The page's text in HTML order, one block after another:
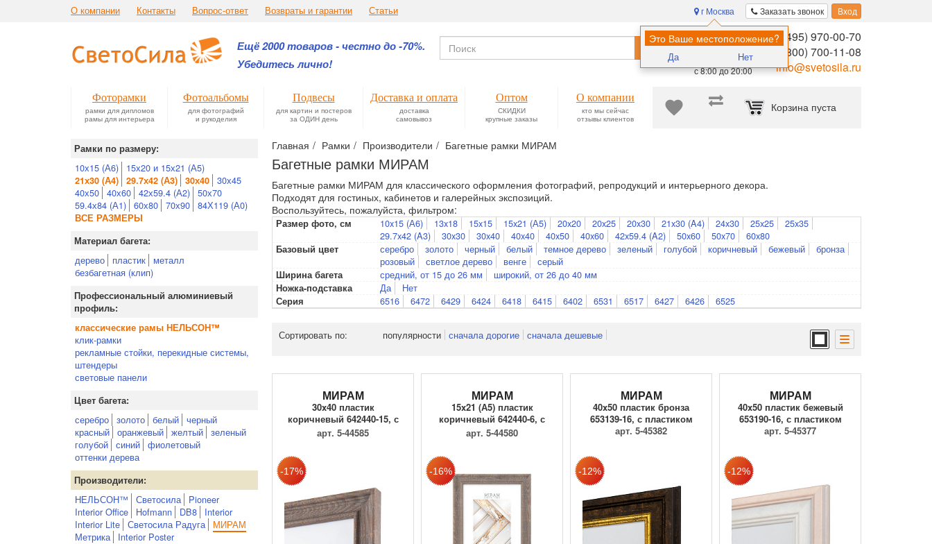
О компании Контакты Вопрос-ответ Возвраты и гарантии Статьи Заказать звонок Вход
г Москва
Это Ваше местоположение?
Да Нет
Ещё 2000 товаров - честно до -70%.
Убедитесь лично!
Помощь в
выборе:
Ежедневно,
с 8:00 до 20:00
8 (495) 970-00-70
8 (800) 700-11-08
info@svetosila.ru
Найти
Корзина пуста
Фоторамки
рамки для дипломов
рамы для интерьера
Фотоальбомы
для фотографий
и рукоделия
Подвесы
для картин и постеров
за ОДИН день
Доставка и оплата
доставка
самовывоз
Оптом
СКИДКИ
крупные заказы
О компании
кто мы сейчас
отзывы клиентов
Главная Рамки Производители Багетные рамки МИРАМ
Багетные рамки МИРАМ
Рамки по размеру:
10х15 (А6) 15х20 и 15х21 (А5)
21х30 (А4) 29.7х42 (А3) 30х40
30х45
40х50 40х60 42х59.4 (А2) 50х70
59.4х84 (А1) 60х80 70х90 84Х119 (А0)
ВСЕ РАЗМЕРЫ
Материал багета:
дерево пластик
металл
безбагетная (клип)
Профессиональный алюминиевый
профиль:
классические рамы НЕЛЬСОН™
клик-рамки
рекламные стойки, перекидные системы,
штендеры
световые панели
Цвет багета:
серебро золото белый черный
красный оранжевый желтый зеленый
голубой синий фиолетовый
оттенки дерева
Производители:
НЕЛЬСОН™ Светосила
Pioneer
Interior Office
Hofmann DB8
Interior
Interior Lite Светосила Радуга
МИРАМ
Метрика
Interior Poster
Багетные рамки МИРАМ для классического оформления фотографий, репродукций и интерьерного декора.
Подходят для гостиных, кабинетов и галерейных экспозиций.
Воспользуйтесь, пожалуйста, фильтром:
Размер фото, см 10x15 (А6) 13x18 15x15 15x21 (А5) 20x20 20x25 20x30 21x30 (A4) 24x30 25x25
25x35
29.7x42 (A3)
30x30 30x40 40x40 40x50 40x60 42x59.4 (A2) 50x60 50x70 60x80
Базовый цвет серебро золото черный белый темное дерево зеленый голубой коричневый бежевый
бронза
розовый
светлое дерево венге серый
Ширина багета средний, от 15 до 26 мм широкий, от 26 до 40 мм
Ножка-подставка Да Нет
Серия 6516 6472 6429 6424 6418 6415 6402 6531 6517 6427 6426 6525
Сортировать по: популярности сначала дорогие сначала дешевые
МИРАМ
30x40 пластик
коричневый 642440-15, с
пластиком
арт. 5-44585
МИРАМ
15x21 (А5) пластик
коричневый 642440-6, с
пласти...
арт. 5-44580
МИРАМ
40x50 пластик бронза
653139-16, с пластиком
арт. 5-45382
МИРАМ
40x50 пластик бежевый
653190-16, с пластиком
арт. 5-45377